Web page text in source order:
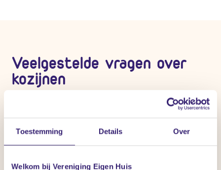
Toestemming Details Over
Welkom bij Vereniging Eigen Huis
Veelgestelde vragen over
kozijnen
Bekijk hier alle vragen en oplossingen over problemen
met en rond je kozijnen.